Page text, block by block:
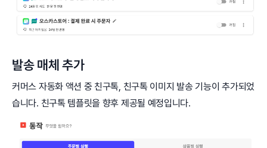
발송 매체 추가
커머스 자동화 액션 중 친구톡, 친구톡 이미지 발송 기능이 추가되었
습니다. 친구톡 템플릿을 향후 제공될 예정입니다.